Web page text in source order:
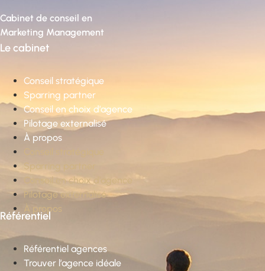
Cabinet de conseil en
Marketing Management
Le cabinet
Conseil stratégique
Sparring partner
Conseil en choix d’agence
Pilotage externalisé
À propos
Sparring partner
Conseil en choix d’agence
Pilotage externalisé
À propos
Référentiel
Référentiel agences
Trouver l’agence idéale